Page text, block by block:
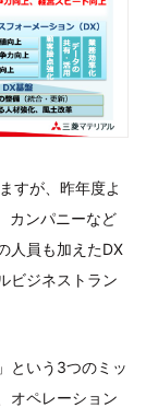
すが、昨年度よ
カンパニーなど
人員も加えたDX
ビジネストラン
という3つのミッ
オペレーション